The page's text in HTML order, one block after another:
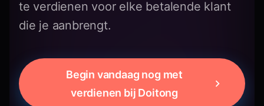
te verdienen voor elke betalende klant
die je aanbrengt.
Begin vandaag nog met
verdienen bij Doitong